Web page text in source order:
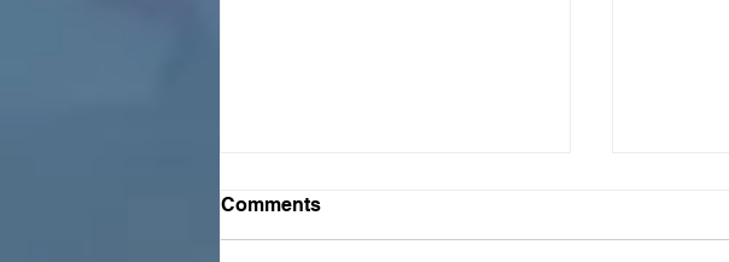
Comments